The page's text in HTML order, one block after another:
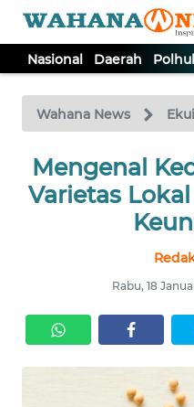
Nasional Daerah
Wahana News
Mengenal
Varietas
Rabu, 18
TV
Tutup
NASIONAL
KRIMINAL
EKUIN